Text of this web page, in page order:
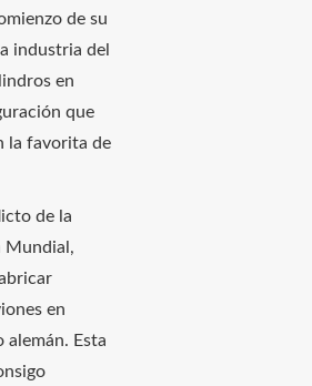
de su
industria del
en
que
la favorita de
de la
Mundial,
en
alemán. Esta